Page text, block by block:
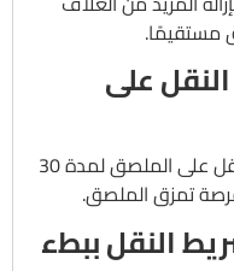
مستقيمًا.
النقل على
قد يكون من الأفضل ترك شريط النقل على الملصق لمدة 30
تمزق الملصق.